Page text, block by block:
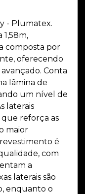
- Plumatex.
1,58m,
composta por
oferecendo
Conta
lâmina de
um nível de
laterais
que reforça as
maior
é
com
a
laterais são
enquanto o